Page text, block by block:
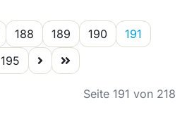
188 189 190
191
195
Seite 191 von 218